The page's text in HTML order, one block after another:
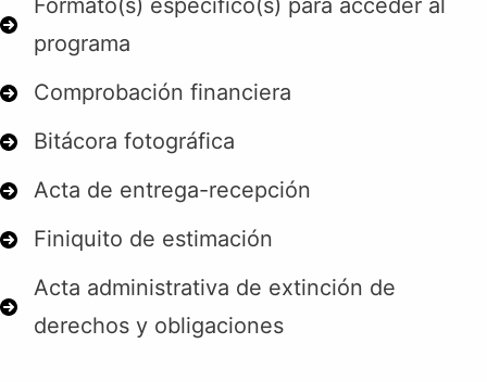
Formato(s) especifico(s) para acceder al
programa
Comprobación financiera
Bitácora fotográfica
Acta de entrega-recepción
Finiquito de estimación
Acta administrativa de extinción de
derechos y obligaciones